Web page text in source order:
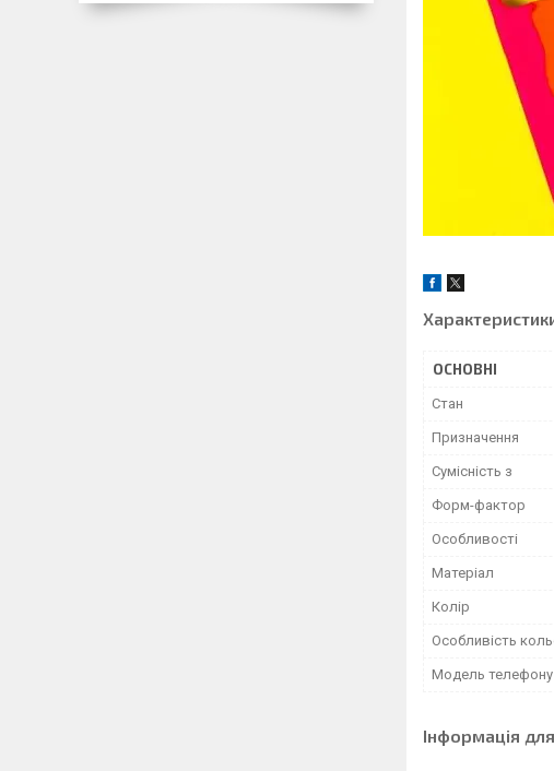
ОСНОВНІ
Стан
Призначення
Сумісність з
Форм-фактор
Особливості
Матеріал
Колір
Особливість
Модель телефону
Інформація